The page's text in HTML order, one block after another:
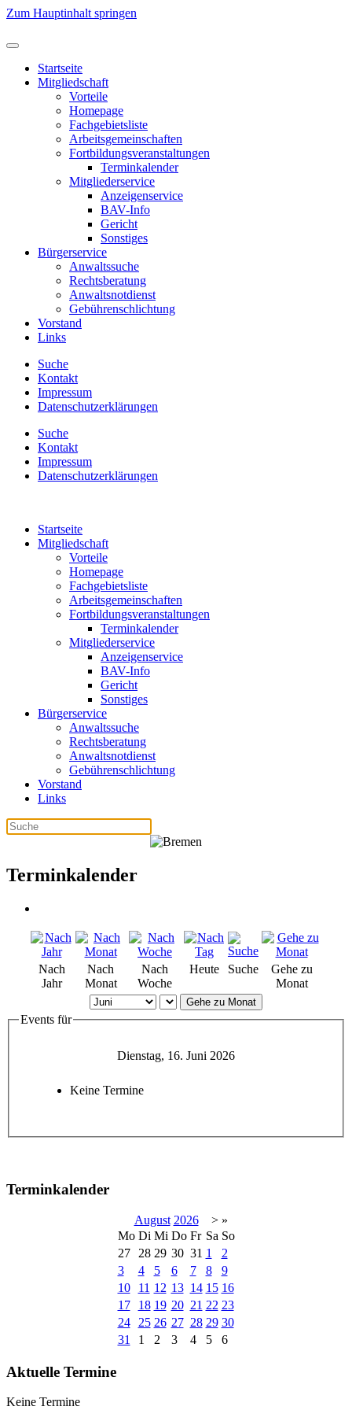
Zum Hauptinhalt springen
Startseite
Mitgliedschaft
Vorteile
Homepage
Fachgebietsliste
Arbeitsgemeinschaften
Fortbildungsveranstaltungen
Terminkalender
Mitgliederservice
Anzeigenservice
BAV-Info
Gericht
Sonstiges
Bürgerservice
Anwaltssuche
Rechtsberatung
Anwaltsnotdienst
Gebührenschlichtung
Vorstand
Links
Suche
Kontakt
Impressum
Datenschutzerklärungen
Suche
Kontakt
Impressum
Datenschutzerklärungen
Startseite
Mitgliedschaft
Vorteile
Homepage
Fachgebietsliste
Arbeitsgemeinschaften
Fortbildungsveranstaltungen
Terminkalender
Mitgliederservice
Anzeigenservice
BAV-Info
Gericht
Sonstiges
Bürgerservice
Anwaltssuche
Rechtsberatung
Anwaltsnotdienst
Gebührenschlichtung
Vorstand
Links
Terminkalender
Nach
Jahr
Nach
Monat
Nach
Woche
Heute Suche
Gehe zu
Monat
Gehe zu Monat
Events für
Dienstag, 16. Juni 2026
Keine Termine
Terminkalender
August 2026 > »
Mo Di Mi Do Fr Sa So
27
28 29 30 31 1
2
3
4 5 6 7 8
9
10
11 12 13 14 15 16
17
18 19 20 21 22 23
24
25 26 27 28 29 30
31
1 2 3 4 5 6
Aktuelle Termine
Keine Termine